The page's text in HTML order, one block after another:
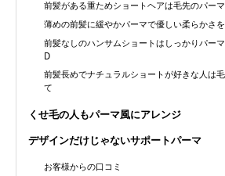
前髪がある重ためショートヘアは毛先のパー
薄めの前髪に緩やかパーマで優しい柔らかさを
前髪なしのハンサムショートはしっかりパー
D
前髪長めでナチュラルショートが好きな人は
て
くせ毛の人もパーマ風にアレンジ
デザインだけじゃないサポートパーマ
お客様からの口コミ